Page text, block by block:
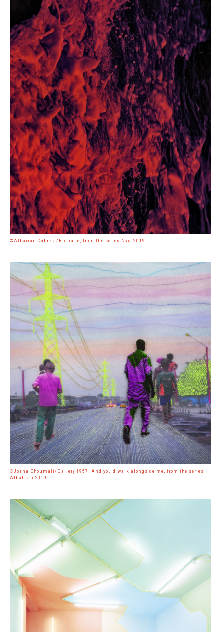
©Albarran Cabrera/Bidhalle, from the series Nyx, 2019
©Joana Choumali/Gallery 1957, And you’d walk alongside me, from the series
Albahian 2019